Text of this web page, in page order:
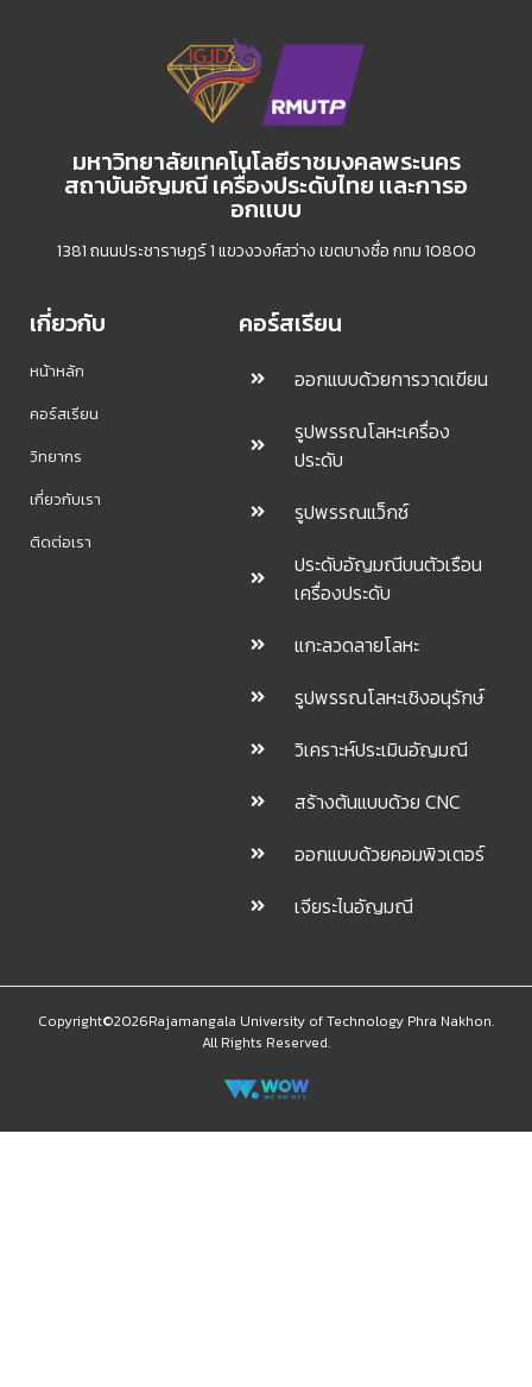
มหาวิทยาลัยเทคโนโลยีราชมงคลพระนคร
สถาบันอัญมณี เครื่องประดับไทย เเละการอ
อกเเบบ
1381 ถนนประชาราษฏร์ 1 แขวงวงศ์สว่าง เขตบางซื่อ กทม 10800
เกี่ยวกับ
หน้าหลัก
คอร์สเรียน
วิทยากร
เกี่ยวกับเรา
ติดต่อเรา
คอร์สเรียน
ออกแบบด้วยการวาดเขียน
รูปพรรณโลหะเครื่อง
ประดับ
รูปพรรณแว็กซ์
ประดับอัญมณีบนตัวเรือน
เครื่องประดับ
แกะลวดลายโลหะ
รูปพรรณโลหะเชิงอนุรักษ์
วิเคราะห์ประเมินอัญมณี
สร้างต้นแบบด้วย CNC
ออกแบบด้วยคอมพิวเตอร์
เจียระไนอัญมณี
Copyright©2026Rajamangala University of Technology Phra Nakhon.
All Rights Reserved.